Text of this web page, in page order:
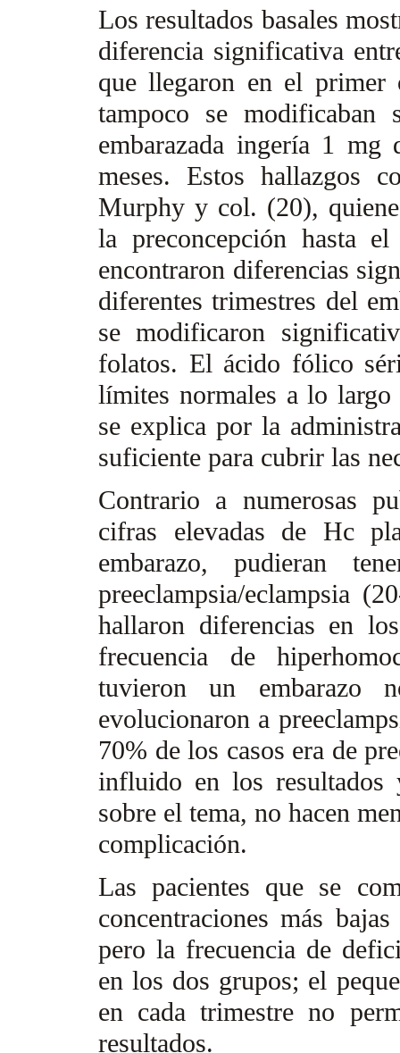
Los resultados basales
diferencia significativa
que llegaron en el primer
tampoco se modificaban
embarazada ingería 1
meses. Estos hallazgos
Murphy y col. (20),
la preconcepción hasta
encontraron diferencias
diferentes trimestres del
se modificaron
folatos. El ácido fólico
límites normales a lo
se explica por la
suficiente para cubrir las
Contrario a numerosas
cifras elevadas de Hc
embarazo, pudieran
preeclampsia/eclampsia
hallaron diferencias en
frecuencia de
tuvieron un embarazo
evolucionaron a
70% de los casos era de
influido en los resultados
sobre el tema, no hacen
complicación.
Las pacientes que se
concentraciones más
pero la frecuencia de
en los dos grupos; el
en cada trimestre no
resultados.